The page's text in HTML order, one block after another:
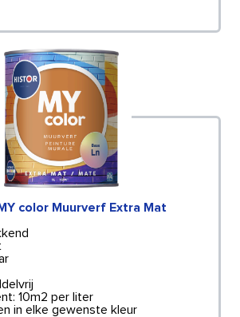
color Muurverf Extra Mat
10m2 per liter
in elke gewenste kleur